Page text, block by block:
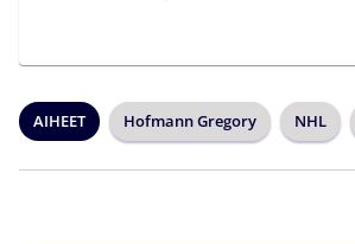
AIHEET Hofmann Gregory NHL